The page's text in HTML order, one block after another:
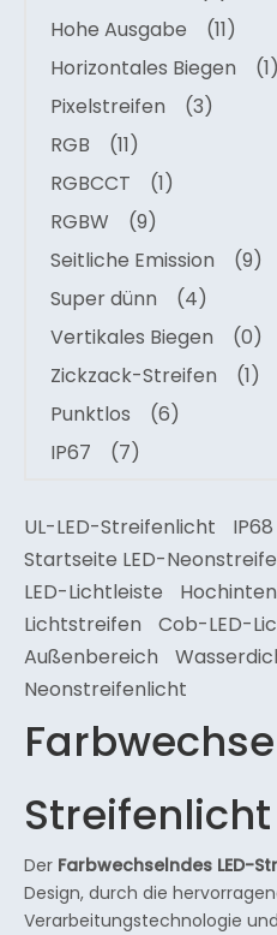
Hohe Ausgabe
(11)
Horizontales Biegen
(1)
Pixelstreifen
(3)
RGB
(11)
RGBCCT
(1)
RGBW
(9)
Seitliche Emission
(9)
Super dünn
(4)
Vertikales Biegen
(0)
Zickzack-Streifen
(1)
Punktlos
(6)
IP67
(7)
UL-LED-Streifenlicht
Startseite LED-
LED-Lichtleiste
Lichtstreifen
Cob-LED-
Außenbereich
Neonstreifenlicht
Streifenlicht
Der Farbwechselndes LED-
Design, durch die
Verarbeitungstechnologie